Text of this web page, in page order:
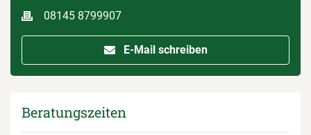
08145 8799907
E-Mail schreiben
Beratungszeiten